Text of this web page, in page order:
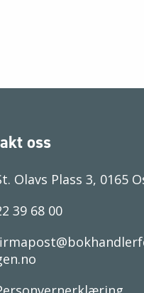
oss
Olavs Plass 3, 0165
39 68 00